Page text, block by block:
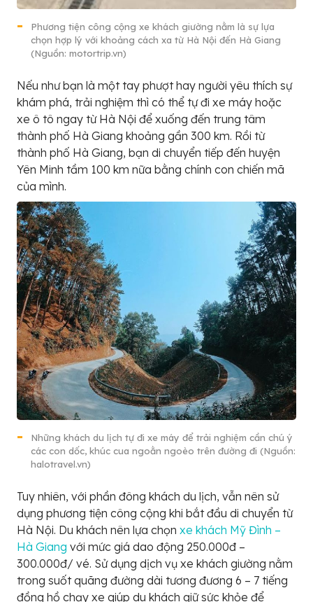
Phương tiện công cộng xe khách giường nằm là sự lựa
chọn hợp lý với khoảng cách xa từ Hà Nội đến Hà Giang
(Nguồn: motortrip.vn)
Nếu như bạn là một tay phượt hay người yêu thích sự
khám phá, trải nghiệm thì có thể tự đi xe máy hoặc
xe ô tô ngay từ Hà Nội để xuống đến trung tâm
thành phố Hà Giang khoảng gần 300 km. Rồi từ
thành phố Hà Giang, bạn di chuyển tiếp đến huyện
Yên Minh tầm 100 km nữa bằng chính con chiến mã
của mình.
Những khách du lịch tự đi xe máy để trải nghiệm cần chú ý
các con dốc, khúc cua ngoằn ngoèo trên đường đi (Nguồn:
halotravel.vn)
Tuy nhiên, với phần đông khách du lịch, vẫn nên sử
dụng phương tiện công cộng khi bắt đầu di chuyển từ
Hà Nội. Du khách nên lựa chọn xe khách Mỹ Đình –
Hà Giang với mức giá dao động 250.000đ –
300.000đ/ vé. Sử dụng dịch vụ xe khách giường nằm
trong suốt quãng đường dài tương đương 6 – 7 tiếng
đồng hồ chạy xe giúp du khách giữ sức khỏe để